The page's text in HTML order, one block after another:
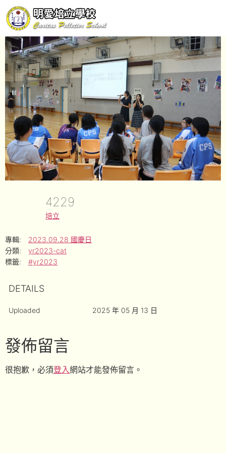
4229
培立
專輯:
2023.09.28 國慶日
分類:
yr2023-cat
標籤:
#yr2023
DETAILS
Uploaded 2025 年 05 月 13 日
發佈留言
很抱歉，必須登入網站才能發佈留言。